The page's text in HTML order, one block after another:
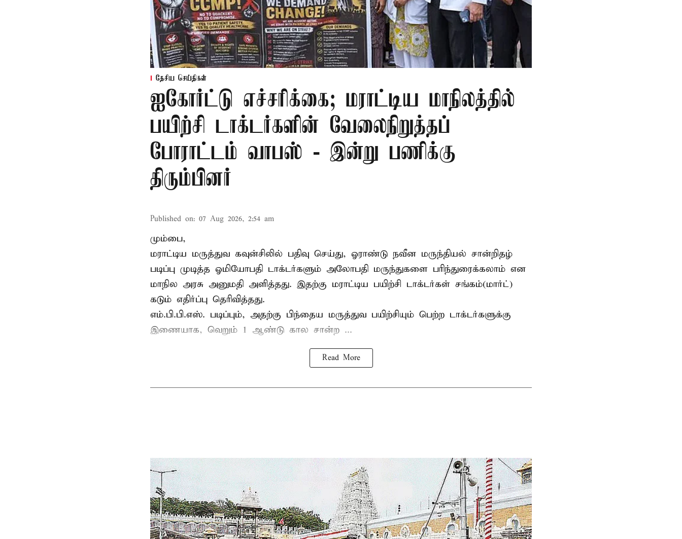
தேசிய செய்திகள்
ஐகோர்ட்டு எச்சரிக்கை; மராட்டிய மாநிலத்தில்
பயிற்சி டாக்டர்களின் வேலைநிறுத்தப்
போராட்டம் வாபஸ் - இன்று பணிக்கு
திரும்பினர்
Published on: 07 Aug 2026, 2:54 am
மும்பை,
மராட்டிய மருத்துவ கவுன்சிலில் பதிவு செய்து, ஓராண்டு நவீன மருந்தியல் சான்றிதழ்
படிப்பு முடித்த ஓமியோபதி டாக்டர்களும் அலோபதி மருந்துகளை பரிந்துரைக்கலாம் என
மாநில அரசு அனுமதி அளித்தது. இதற்கு மராட்டிய பயிற்சி டாக்டர்கள் சங்கம்(மார்ட்)
கடும் எதிர்ப்பு தெரிவித்தது.
எம்.பி.பி.எஸ். படிப்பும், அதற்கு பிந்தைய மருத்துவ பயிற்சியும் பெற்ற டாக்டர்களுக்கு
இணையாக, வெறும் 1 ஆண்டு கால சான்ற ...
Read More